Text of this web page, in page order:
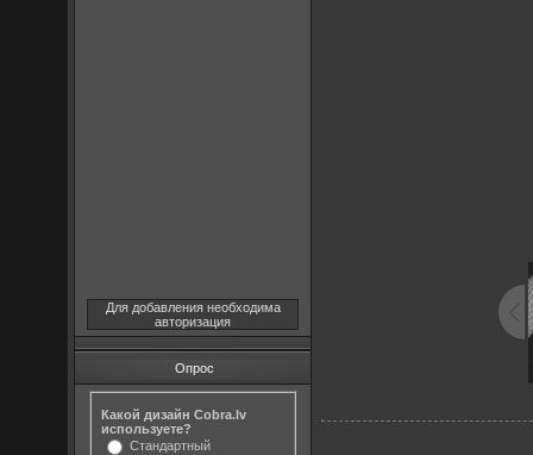
Для добавления необходима
авторизация
Опрос
Какой дизайн Cobra.lv
используете?
Стандартный